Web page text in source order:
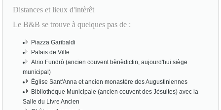
Le B&B se trouve à quelques pas de :
Piazza Garibaldi
Atrio Fundrò (ancien couvent bènèdictin, aujourd'hui siège
municipal)
Èglise Sant'Anna et ancien monastère des Augustiniennes
Bibliothèque Municipale (ancien couvent des Jèsuites) avec la
Salle du Livre Ancien
Château Aragonais
Cathèdrale de Piazza Armerina